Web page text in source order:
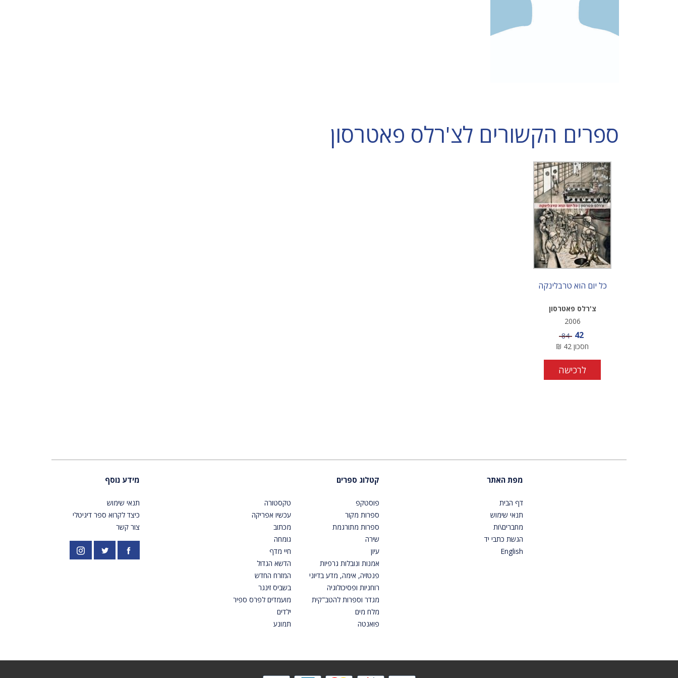
ספרים הקשורים לצ'רלס פאטרסון
כל יום הוא טרבלינקה
צ'רלס פאטרסון
2006
מחיר מבצע
42 מחיר
84
חסכון 42
₪
לרכישה
מפת האתר
דף הבית
תנאי שימוש
מחברים\ות
הגשת כתבי יד
English
קטלוג ספרים
פוסטקפ
ספרות מקור
ספרות מתורגמת
שירה
עיון
אמנות ונובלות גרפיות
פנטזיה, אימה, מדע בדיוני
רוחניות ופסיכולוגיה
מגדר וספרות להטב"קית
מלח מים
פואנטה
טקסטורה
עכשיו אפריקה
מכתוב
גומחה
חיי מדף
הדשא הגדול
המזרח החדש
בשביס זינגר
מועמדים לפרס ספיר
ילדים
תמונע
מידע נוסף
תנאי שימוש
כיצד לקרוא ספר דיגיטלי
צור קשר
פייסבוק PardesPublish
אינסטגרם